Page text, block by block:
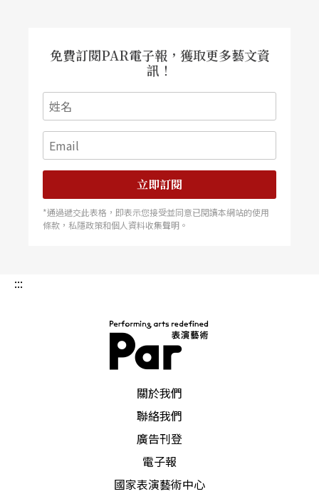
免費訂閱PAR電子報，獲取更多藝文資
訊！
立即訂閱
*通過遞交此表格，即表示您接受並同意已閱讀本網站的使用
條款，私隱政策和個人資料收集聲明。
:::
關於我們
聯絡我們
廣告刊登
電子報
國家表演藝術中心